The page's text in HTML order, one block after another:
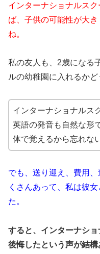
インターナショナルス
ば、子供の可能性が大
ね。
私の友人も、2歳になる
ルの幼稚園に入れるかど
インターナショナルス
英語の発音も自然な形
体で覚えるから忘れな
でも、送り迎え、費用
くさんあって、私は彼
た。
すると、インターナシ
後悔したという声が結構